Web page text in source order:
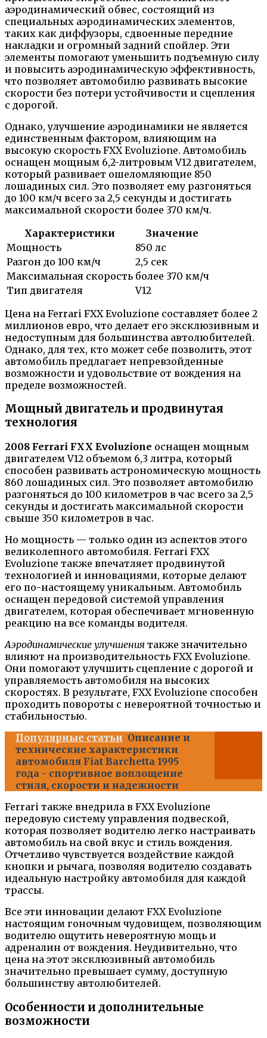
аэродинамический обвес, состоящий из
специальных аэродинамических элементов,
таких как диффузоры, сдвоенные передние
накладки и огромный задний спойлер. Эти
элементы помогают уменьшить подъемную силу
и повысить аэродинамическую эффективность,
что позволяет автомобилю развивать высокие
скорости без потери устойчивости и сцепления
с дорогой.
Однако, улучшение аэродинамики не является
единственным фактором, влияющим на
высокую скорость FXX Evoluzione. Автомобиль
оснащен мощным 6,2-литровым V12 двигателем,
который развивает ошеломляющие 850
лошадиных сил. Это позволяет ему разгоняться
до 100 км/ч всего за 2,5 секунды и достигать
максимальной скорости более 370 км/ч.
Характеристики
Значение
Мощность
850 лс
Разгон до 100 км/ч
2,5 сек
Максимальная скорость более 370 км/ч
Тип двигателя
V12
Цена на Ferrari FXX Evoluzione составляет более 2
миллионов евро, что делает его эксклюзивным и
недоступным для большинства автолюбителей.
Однако, для тех, кто может себе позволить, этот
автомобиль предлагает непревзойденные
возможности и удовольствие от вождения на
пределе возможностей.
Мощный двигатель и продвинутая
технология
2008 Ferrari FXX Evoluzione оснащен мощным
двигателем V12 объемом 6,3 литра, который
способен развивать астрономическую мощность
860 лошадиных сил. Это позволяет автомобилю
разгоняться до 100 километров в час всего за 2,5
секунды и достигать максимальной скорости
свыше 350 километров в час.
Но мощность — только один из аспектов этого
великолепного автомобиля. Ferrari FXX
Evoluzione также впечатляет продвинутой
технологией и инновациями, которые делают
его по-настоящему уникальным. Автомобиль
оснащен передовой системой управления
двигателем, которая обеспечивает мгновенную
реакцию на все команды водителя.
Аэродинамические улучшения также значительно
влияют на производительность FXX Evoluzione.
Они помогают улучшить сцепление с дорогой и
управляемость автомобиля на высоких
скоростях. В результате, FXX Evoluzione способен
проходить повороты с невероятной точностью и
стабильностью.
Популярные статьи Описание и
технические характеристики
автомобиля Fiat Barchetta 1995
года - спортивное воплощение
стиля, скорости и надежности
Ferrari также внедрила в FXX Evoluzione
передовую систему управления подвеской,
которая позволяет водителю легко настраивать
автомобиль на свой вкус и стиль вождения.
Отчетливо чувствуется воздействие каждой
кнопки и рычага, позволяя водителю создавать
идеальную настройку автомобиля для каждой
трассы.
Все эти инновации делают FXX Evoluzione
настоящим гоночным чудовищем, позволяющим
водителю ощутить невероятную мощь и
адреналин от вождения. Неудивительно, что
цена на этот эксклюзивный автомобиль
значительно превышает сумму, доступную
большинству автолюбителей.
Особенности и дополнительные
возможности